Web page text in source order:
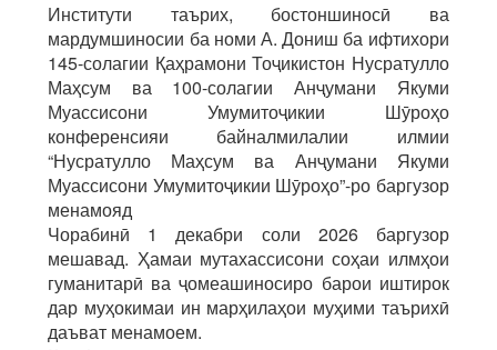
Институти таърих, бостоншиносӣ ва
мардумшиносии ба номи А. Дониш ба ифтихори
145-солагии Қаҳрамони Тоҷикистон Нусратулло
Маҳсум ва 100-солагии Анҷумани Якуми
Муассисони Умумитоҷикии Шӯроҳо
конференсияи байналмилалии илмии
“Нусратулло Маҳсум ва Анҷумани Якуми
Муассисони Умумитоҷикии Шӯроҳо”-ро баргузор
менамояд
Чорабинӣ 1 декабри соли 2026 баргузор
мешавад. Ҳамаи мутахассисони соҳаи илмҳои
гуманитарӣ ва ҷомеашиносиро барои иштирок
дар муҳокимаи ин марҳилаҳои муҳими таърихӣ
даъват менамоем.